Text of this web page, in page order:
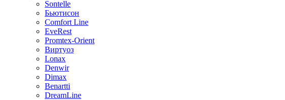
Sontelle
Бьютисон
Comfort Line
EveRest
Promtex-Orient
Виртуоз
Lonax
Denwir
Dimax
Benartti
DreamLine